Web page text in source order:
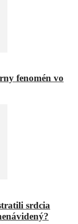
fenomén vo
srdcia